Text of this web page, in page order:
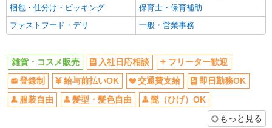
梱包・仕分け・ピッキング
保育士・保育補助
ファストフード・デリ
一般・営業事務
雑貨・コスメ販売 入社日応相談
フリーター歓迎
登録制
給与前払いOK 交通費支給
即日勤務OK
服装自由
髪型・髪色自由
髭（ひげ）OK
もっと見る